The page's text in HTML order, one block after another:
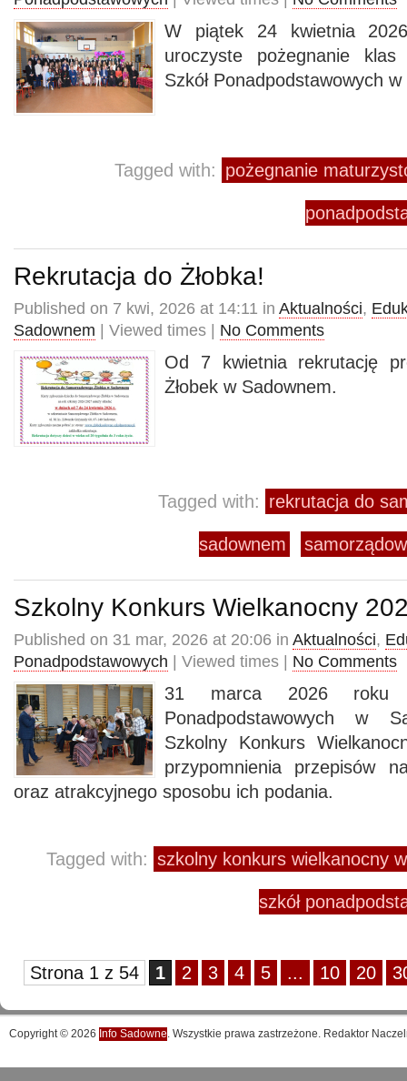
W piątek 24 kwietnia
uroczyste pożegnanie klas
Szkół Ponadpodstawowych
Tagged with: pożegnanie
Rekrutacja do Żłobka!
Published on 7 kwi, 2026 at 14:11 in Aktualności,
Sadownem | Viewed times | No Comments
Od 7 kwietnia rekrutację
Żłobek w Sadownem.
Tagged with: rekrutacja do
sadownem
Szkolny Konkurs Wielkanocny
Published on 31 mar, 2026 at 20:06 in Aktualności,
Ponadpodstawowych | Viewed times | No Comments
31 marca 2026 roku
Ponadpodstawowych w
Szkolny Konkurs
przypomnienia przepisów
oraz atrakcyjnego sposobu ich podania.
Tagged with: szkolny konkurs wielkanocny
szkół
Strona 1 z 54 1 2 3 4 5 ... 10 20
Copyright © 2026 Info Sadowne. Wszystkie prawa zastrzeżone. Redaktor